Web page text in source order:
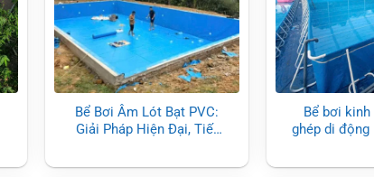
Bể Bơi Âm Lót Bạt PVC:
Giải Pháp Hiện Đại, Tiết
Bể bơi
ghép di động